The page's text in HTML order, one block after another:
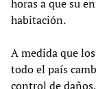
horas a que su
habitación.
A medida que
todo el país
control de